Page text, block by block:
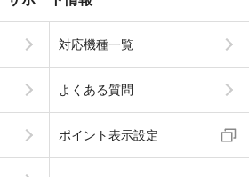
対応機種一覧
よくある質問
ポイント表示設定